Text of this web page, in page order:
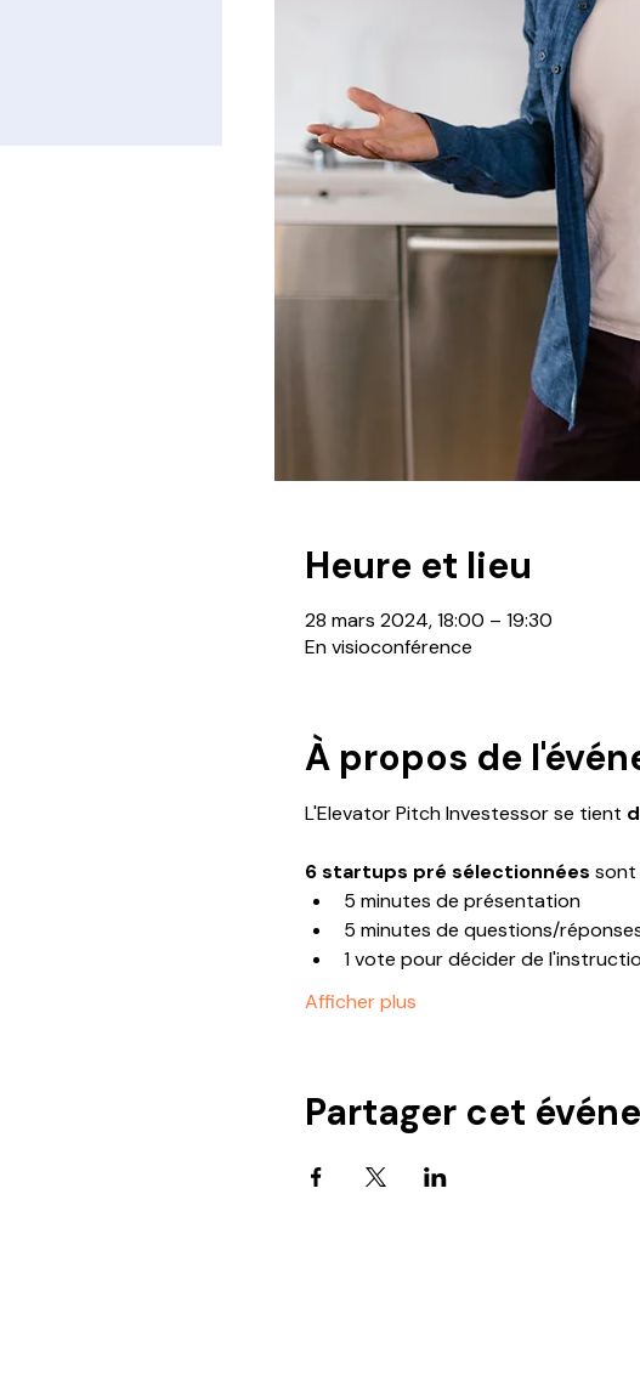
Heure et lieu
28 mars 2024, 18:00 – 19:30
En visioconférence
À propos de
L'Elevator Pitch Investessor se tient
6 startups pré sélectionnées sont
5 minutes de présentation
5 minutes de questions/
1 vote pour décider de
Afficher plus
Partager cet